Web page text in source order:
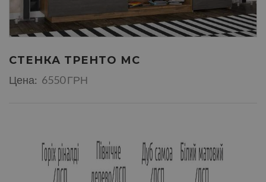
СТЕНКА ТРЕНТО МС
Цена: 6550 ГРН